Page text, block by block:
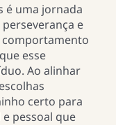
é uma jornada
e
comportamento
esse
Ao alinhar
certo para
pessoal que